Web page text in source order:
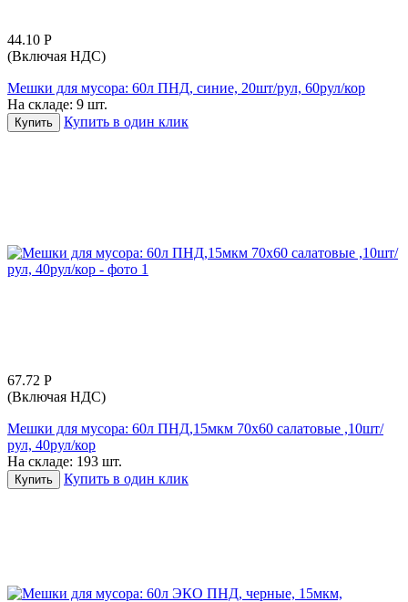
44.10 Р
(Включая НДС)
Мешки для мусора: 60л ПНД, синие, 20шт/рул, 60рул/кор
На складе: 9 шт.
Купить Купить в один клик
67.72 Р
(Включая НДС)
Мешки для мусора: 60л ПНД,15мкм 70х60 салатовые ,10шт/
рул, 40рул/кор
На складе: 193 шт.
Купить Купить в один клик